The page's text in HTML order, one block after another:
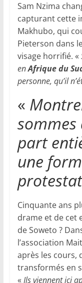
Sam Nzima
capturant cette
Makhubo, qui
Pieterson dans
visage horrifié. «
enAfrique du
personne, qu’il
«
sommes
part
une
Cinquante ans
drame et de cet
de Soweto ?
l’association
après les cours,
transformés en
« Ils viennent ici